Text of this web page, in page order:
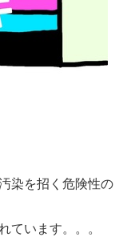
染を招く危険性の
ています。。。